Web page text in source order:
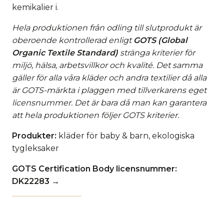
kemikalier i.
Hela produktionen från odling till slutprodukt är
oberoende kontrollerad enligt GOTS (Global
Organic Textile Standard) stränga kriterier för
miljö, hälsa, arbetsvillkor och kvalité. Det samma
gäller för alla våra kläder och andra textilier då alla
är GOTS-märkta i plaggen med tillverkarens eget
licensnummer. Det är bara då man kan garantera
att hela produktionen följer GOTS kriterier.
Produkter: kläder för baby & barn, ekologiska
tygleksaker
GOTS Certification Body licensnummer:
DK22283 →